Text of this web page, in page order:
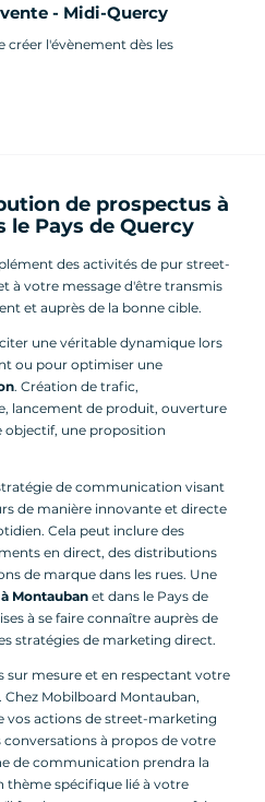
- Midi-Quercy
créer l'évènement dès les
de prospectus à
le Pays de Quercy
des activités de pur street-
à votre message d'être transmis
et auprès de la bonne cible.
une véritable dynamique lors
ou pour optimiser une
. Création de trafic,
lancement de produit, ouverture
objectif, une proposition
de communication visant
de manière innovante et directe
Cela peut inclure des
en direct, des distributions
de marque dans les rues. Une
Montauban et dans le Pays de
à se faire connaître auprès de
stratégies de marketing direct.
sur mesure et en respectant votre
Mobilboard Montauban,
vos actions de street-marketing
à propos de votre
de communication prendra la
thème spécifique lié à votre